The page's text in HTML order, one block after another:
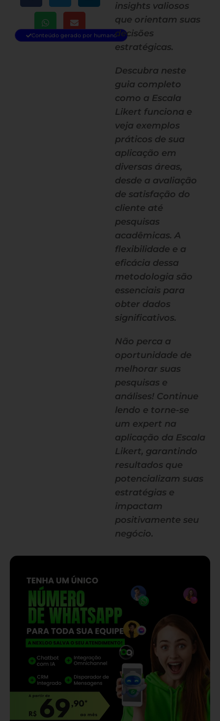
Conteúdo gerado por humano
insights valiosos
que orientam suas
decisões
estratégicas.
Descubra neste
guia completo
como a Escala
Likert funciona e
veja exemplos
práticos de sua
aplicação em
diversas áreas,
desde a avaliação
de satisfação do
cliente até
pesquisas
acadêmicas. A
flexibilidade e a
eficácia dessa
metodologia são
essenciais para
obter dados
significativos.
Não perca a
oportunidade de
melhorar suas
pesquisas e
análises! Continue
lendo e torne-se
um expert na
aplicação da Escala
Likert, garantindo
resultados que
potencializam suas
estratégias e
impactam
positivamente seu
negócio.